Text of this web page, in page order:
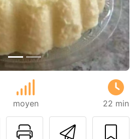
moyen 22 min
Imprimer
Poser une